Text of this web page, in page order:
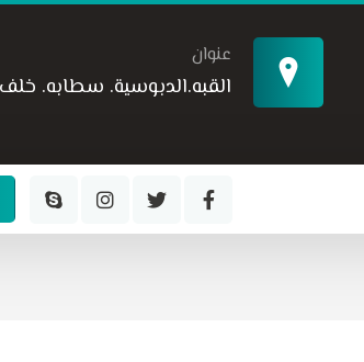
عنوان
القبه.الدبوسية. سطابه.